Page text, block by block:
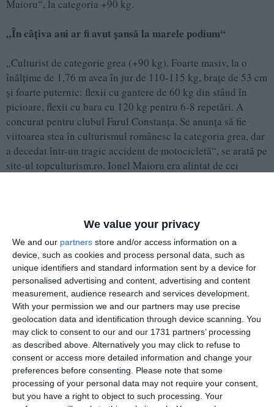
We value your privacy
We and our partners store and/or access information on a
device, such as cookies and process personal data, such as
unique identifiers and standard information sent by a device for
personalised advertising and content, advertising and content
measurement, audience research and services development.
With your permission we and our partners may use precise
geolocation data and identification through device scanning. You
may click to consent to our and our 1731 partners’ processing
as described above. Alternatively you may click to refuse to
consent or access more detailed information and change your
preferences before consenting.
Please note that some
processing of your personal data may not require your consent,
but you have a right to object to such processing. Your
Maioru“, la categoria +90 kg.
„În câțiva ani ar fi avut șansă la marele podium“
„Culturist de categorie grea (+90 kg). Foarte masiv, la o
înălțime de 1,76 m avea în jur de 110-115 kg, brațe de 53 cm
și foarte puternic: flexii cu gantere de 60 kg din stând în
picioare, flexii cu bara cu 120 kg pentru 6-8 repetări. A
concurat pentru clubul Farul Constanța. Se anunța să fie
viitoarea stea în culturismul românesc la categoria grea, dar
a decedat într-un tragic accident de motocicletă“, se arată pe
site-ul topculturism.ro. Ionel Maioru era alintat de cei
RIP!“, „Da, și om frumos la suflet. Dumnezeu să-l
odihnească!“, „Tocmai de asta era iubit. Suflet frumos,
modest. Așa ceva nu prea mai găsești în ziua de azi“, „În
câțiva ani ar fi avut șansă la marele podium“, „Un mare
campion“ sau „Copilul minune al culturismului românesc.
Ne lipsești, Moșule! 21 de ani fără tine!“, l-au pomenit
prietenii și cei care l-au iubit pe Ionel Maioru, la 21 de ani
de la moartea sa.
Antrenamentul de spate de la Oradea
Din anul decesului său și în continuare, regretele nu au
contenit, tuturor părându-le nespus de rău că sportul a